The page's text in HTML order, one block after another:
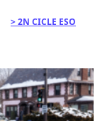
2N CICLE ESO